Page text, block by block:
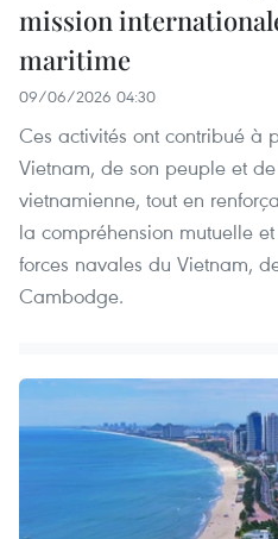
mission
maritime
09/06/2026 04:30
Ces activités ont contribué à
Vietnam, de son peuple et
vietnamienne, tout en
la compréhension mutuelle
forces navales du Vietnam,
Cambodge.